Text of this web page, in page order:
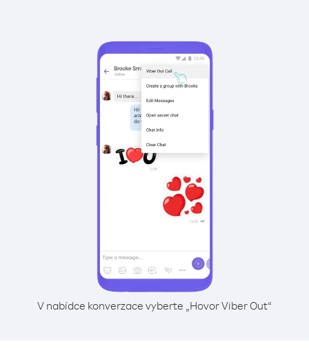
V nabídce konverzace vyberte „Hovor Viber Out“